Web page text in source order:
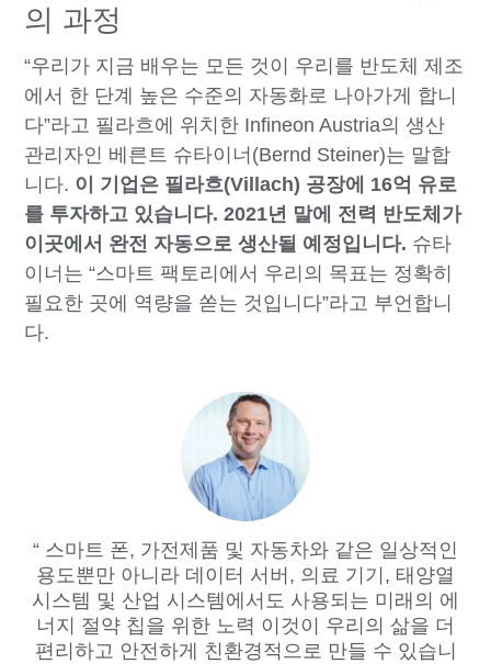
의 과정
“우리가 지금 배우는 모든 것이 우리를 반도체 제조
에서 한 단계 높은 수준의 자동화로 나아가게 합니
다”라고 필라흐에 위치한 Infineon Austria의 생산
관리자인 베른트 슈타이너(Bernd Steiner)는 말합
니다. 이 기업은 필라흐(Villach) 공장에 16억 유로
를 투자하고 있습니다. 2021년 말에 전력 반도체가
이곳에서 완전 자동으로 생산될 예정입니다. 슈타
이너는 “스마트 팩토리에서 우리의 목표는 정확히
필요한 곳에 역량을 쏟는 것입니다”라고 부언합니
다.
스마트 폰, 가전제품 및 자동차와 같은 일상적인
용도뿐만 아니라 데이터 서버, 의료 기기, 태양열
시스템 및 산업 시스템에서도 사용되는 미래의 에
너지 절약 칩을 위한 노력 이것이 우리의 삶을 더
편리하고 안전하게 친환경적으로 만들 수 있습니